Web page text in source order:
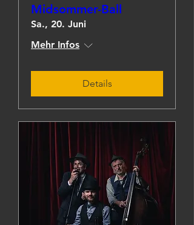
Midsommer-Ball
Sa., 20. Juni
Mehr Infos
Details